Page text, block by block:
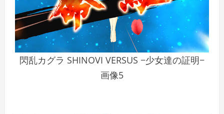
閃乱カグラ SHINOVI VERSUS −少女達の証明−
画像5